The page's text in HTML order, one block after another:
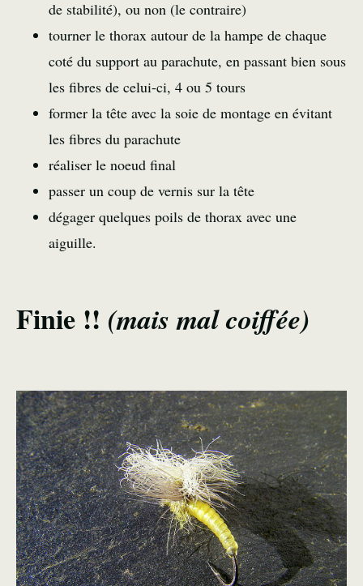
de stabilité), ou non (le contraire)
tourner le thorax autour de la hampe de chaque
coté du support au parachute, en passant bien sous
les fibres de celui-ci, 4 ou 5 tours
former la tête avec la soie de montage en évitant
les fibres du parachute
réaliser le noeud final
passer un coup de vernis sur la tête
dégager quelques poils de thorax avec une
aiguille.
Finie !! (mais mal coiffée)